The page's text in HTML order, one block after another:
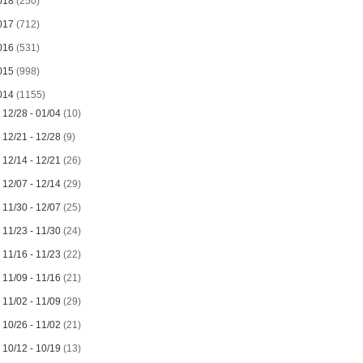
(712)
(531)
(998)
(1155)
12/28 - 01/04(10)
12/21 - 12/28(9)
12/14 - 12/21(26)
12/07 - 12/14(29)
11/30 - 12/07(25)
11/23 - 11/30(24)
11/16 - 11/23(22)
11/09 - 11/16(21)
11/02 - 11/09(29)
10/26 - 11/02(21)
10/12 - 10/19(13)